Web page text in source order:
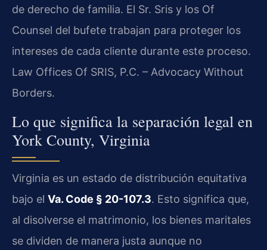
de derecho de familia. El Sr. Sris y los Of
Counsel del bufete trabajan para proteger los
intereses de cada cliente durante este proceso.
Law Offices Of SRIS, P.C. – Advocacy Without
Borders.
Lo que significa la separación legal en
York County, Virginia
Virginia es un estado de distribución equitativa
bajo el Va. Code § 20-107.3. Esto significa que,
al disolverse el matrimonio, los bienes maritales
se dividen de manera justa aunque no